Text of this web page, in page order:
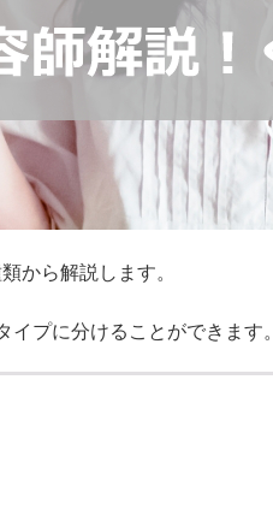
から解説します。
イプに分けることができます。